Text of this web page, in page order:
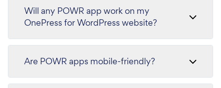
Will any POWR app work on my
OnePress for WordPress website?
Are POWR apps mobile-friendly?